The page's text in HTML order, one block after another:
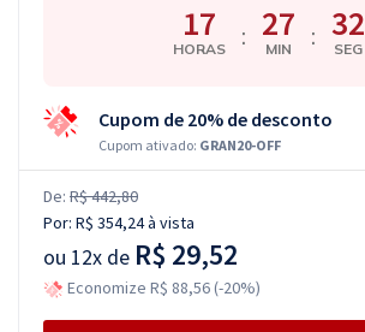
17
HORAS : 27
MIN : 31
SEG
Cupom de 20% de desconto
Cupom ativado: GRAN20-OFF
De: R$ 442,80
Por: R$ 354,24à vista
ou 12x de R$ 29,52
Economize R$ 88,56 (-20%)